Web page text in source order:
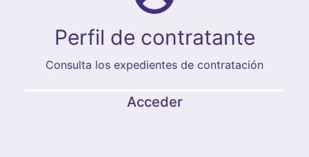
Perfil de contratante
Consulta los expedientes de contratación
Acceder